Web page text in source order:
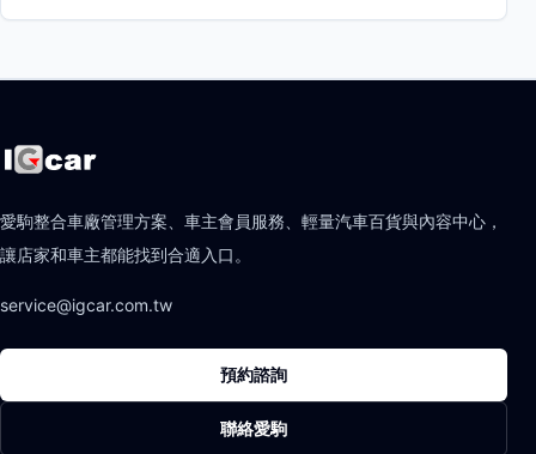
愛駒整合車廠管理方案、車主會員服務、輕量汽車百貨與內容中心，
讓店家和車主都能找到合適入口。
service@igcar.com.tw
預約諮詢
聯絡愛駒